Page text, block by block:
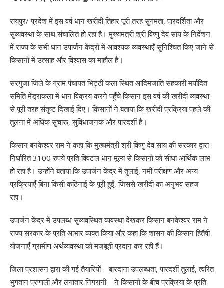
रायपुर/ प्रदेश में इस वर्ष धान खरीदी तिहार पूरी तरह सुगमता, पारदर्शिता और
सुव्यवस्था के साथ संचालित हो रहा है। मुख्यमंत्री श्री विष्णु देव साय के निर्देशन
में राज्य के सभी धान उपार्जन केंद्रों में आवश्यक व्यवस्थाएँ सुनिश्चित किए जाने से
किसानों में उत्साह और विश्वास का माहौल है।
सरगुजा जिले के ग्राम पंचायत भिट्ठी कला स्थित आदिमजाति सहकारी मर्यादित
समिति मेंड्राकला में धान विक्रय करने पहुँचे किसान इस वर्ष की खरीदी व्यवस्था
से पूरी तरह संतुष्ट दिखाई दिए। किसानों ने बताया कि खरीदी प्रक्रिया पहले की
तुलना में अधिक सुचारू, सुविधाजनक और पारदर्शी है।
किसान बनकेश्वर राम ने कहा कि मुख्यमंत्री श्री विष्णु देव साय की सरकार द्वारा
निर्धारित 3100 रुपये प्रति क्विंटल धान मूल्य से किसानों को सीधा आर्थिक लाभ
हो रहा है। उन्होंने बताया कि उपार्जन केंद्र में तुलाई, नमी परीक्षण और अन्य
प्रक्रियाएँ बिना किसी कठिनाई के पूरी हुईं, जिससे खरीदी का अनुभव सहज
रहा।
उपार्जन केंद्र में उपलब्ध सुव्यवस्थित व्यवस्था देखकर किसान बनकेश्वर राम ने
राज्य सरकार के प्रति आभार व्यक्त किया और कहा कि शासन की किसान हितैषी
योजनाएँ ग्रामीण अर्थव्यवस्था को मजबूती प्रदान कर रही हैं।
जिला प्रशासन द्वारा की गई तैयारियों—बारदाना उपलब्धता, पारदर्शी तुलाई, त्वरित
भुगतान प्रणाली और लगातार निगरानी—ने किसानों के बीच प्रक्रिया के प्रति